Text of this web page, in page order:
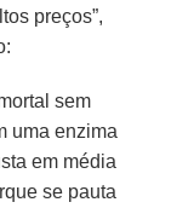
preços”,
sem
uma enzima
em média
se pauta